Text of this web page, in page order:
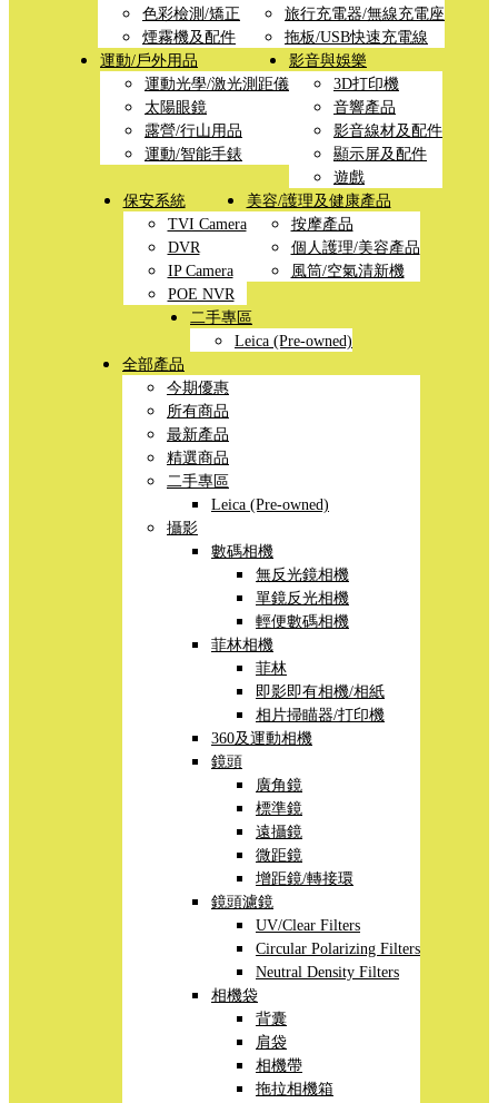
色彩檢測/矯正
煙霧機及配件
旅行充電器/無線充電座
拖板/USB快速充電線
運動/戶外用品
運動光學/激光測距儀
太陽眼鏡
露營/行山用品
運動/智能手錶
影音與娛樂
3D打印機
音響產品
影音線材及配件
顯示屏及配件
遊戲
保安系統
TVI Camera
DVR
IP Camera
POE NVR
美容/護理及健康產品
按摩產品
個人護理/美容產品
風筒/空氣清新機
二手專區
Leica (Pre-owned)
全部產品
今期優惠
所有商品
最新產品
精選商品
二手專區
Leica (Pre-owned)
攝影
數碼相機
無反光鏡相機
單鏡反光相機
輕便數碼相機
菲林相機
菲林
即影即有相機/相紙
相片掃瞄器/打印機
360及運動相機
鏡頭
廣角鏡
標準鏡
遠攝鏡
微距鏡
增距鏡/轉接環
鏡頭濾鏡
UV/Clear Filters
Circular Polarizing Filters
Neutral Density Filters
相機袋
背囊
肩袋
相機帶
拖拉相機箱